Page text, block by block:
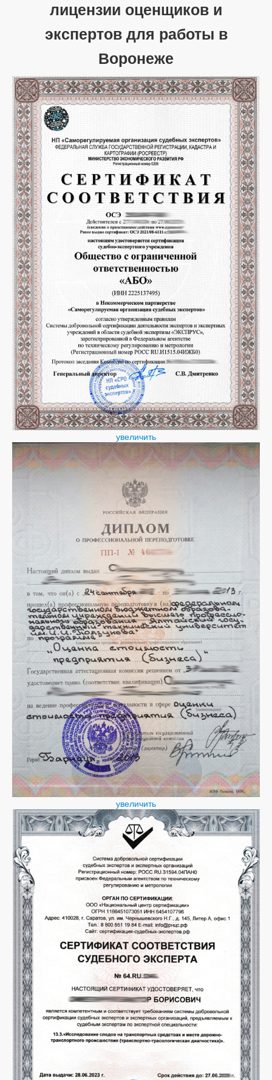
лицензии оценщиков и
экспертов для работы в
Воронеже
увеличить
увеличить